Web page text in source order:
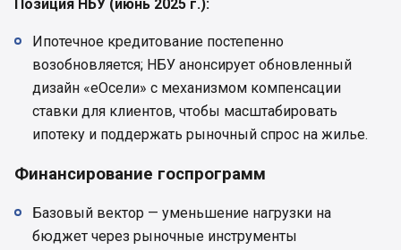
Позиция НБУ (июнь 2025 г.):
Ипотечное кредитование постепенно
возобновляется; НБУ анонсирует обновленный
дизайн «еОсели» с механизмом компенсации
ставки для клиентов, чтобы масштабировать
ипотеку и поддержать рыночный спрос на жилье.
Финансирование госпрограмм
Базовый вектор — уменьшение нагрузки на
бюджет через рыночные инструменты